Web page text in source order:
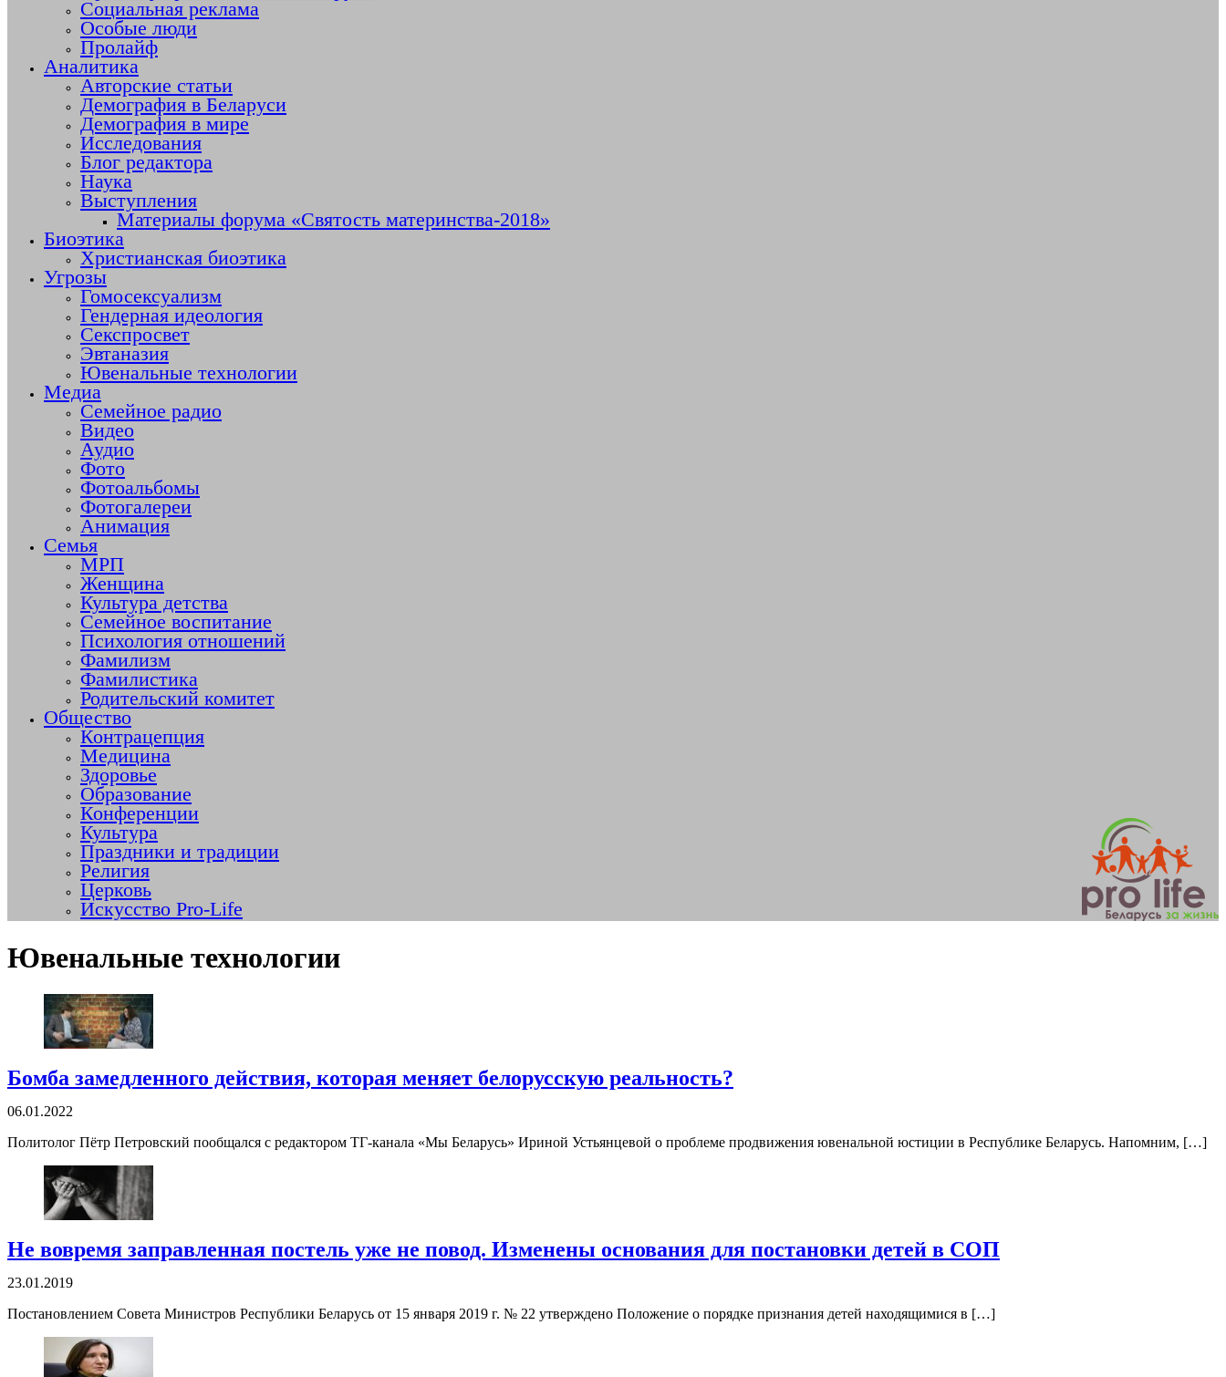
Социальная реклама
Особые люди
Пролайф
Аналитика
Авторские статьи
Демография в Беларуси
Демография в мире
Исследования
Блог редактора
Наука
Выступления
Материалы форума «Святость материнства-2018»
Биоэтика
Христианская биоэтика
Угрозы
Гомосексуализм
Гендерная идеология
Секспросвет
Эвтаназия
Ювенальные технологии
Медиа
Семейное радио
Видео
Аудио
Фото
Фотоальбомы
Фотогалереи
Анимация
Семья
МРП
Женщина
Культура детства
Семейное воспитание
Психология отношений
Фамилизм
Фамилистика
Родительский комитет
Общество
Контрацепция
Медицина
Здоровье
Образование
Конференции
Культура
Праздники и традиции
Религия
Церковь
Искусство Pro-Life
Ювенальные технологии
Бомба замедленного действия, которая меняет белорусскую реальность?
06.01.2022
Политолог Пётр Петровский пообщался с редактором ТГ-канала «Мы Беларусь» Ириной Устьянцевой о проблеме продвижения ювенальной юстиции в Республике Беларусь. Напомним, […]
Не вовремя заправленная постель уже не повод. Изменены основания для постановки детей в СОП
23.01.2019
Постановлением Совета Министров Республики Беларусь от 15 января 2019 г. № 22 утверждено Положение о порядке признания детей находящимися в […]